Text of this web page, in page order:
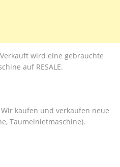
wird eine gebrauchte
auf RESALE.
kaufen und verkaufen neue
Taumelnietmaschine).